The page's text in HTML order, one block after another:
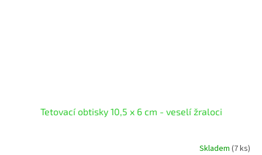
Tetovací obtisky 10,5 x 6 cm - veselí žraloci
Skladem (7 ks)